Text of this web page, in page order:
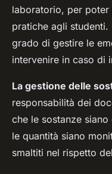
laboratorio, per
pratiche agli
grado di gestire le
intervenire in caso di
La gestione delle
responsabilità dei
che le sostanze
le quantità siano
smaltiti nel rispetto